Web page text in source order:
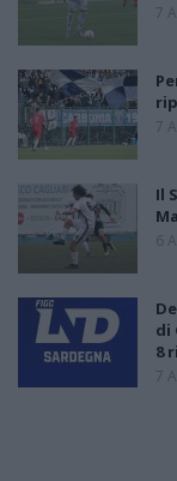
7
7
Il
6
di
8
7